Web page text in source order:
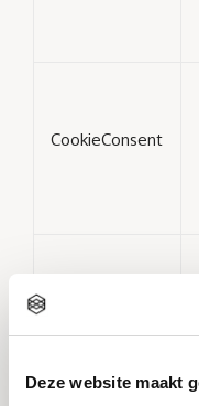
Deze website maakt
CookieConsent